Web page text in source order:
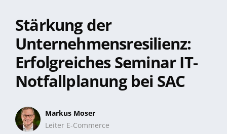
Portfolio
Karriere
Stärkung der
Unternehmensresilienz:
Erfolgreiches Seminar IT-
Notfallplanung bei SAC
Markus Moser
Leiter E-Commerce